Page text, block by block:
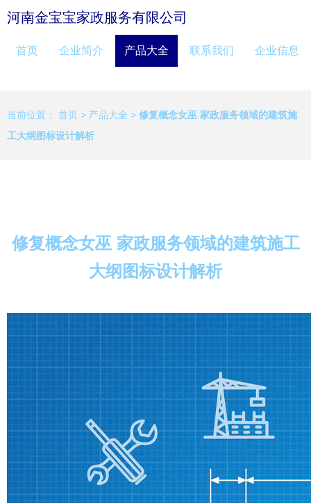
河南金宝宝家政服务有限公司
首页 企业简介 产品大全 联系我们 企业信息
当前位置： 首页 > 产品大全 > 修复概念女巫 家政服务领域的建筑施
工大纲图标设计解析
修复概念女巫 家政服务领域的建筑施工
大纲图标设计解析